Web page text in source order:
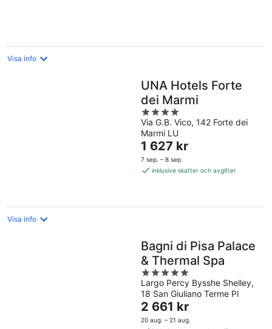
Visa info
UNA Hotels Forte
dei Marmi
4
out
of
5
Via G.B. Vico, 142 Forte dei
Marmi LU
Priset
är
1 627 kr
1 627 kr
7 sep. – 8 sep.
inklusive skatter och avgifter
Visa info
Bagni di Pisa Palace
& Thermal Spa
5
out
of
5
Largo Percy Bysshe Shelley,
18 San Giuliano Terme PI
Priset
är
2 661 kr
20 aug. – 21 aug.